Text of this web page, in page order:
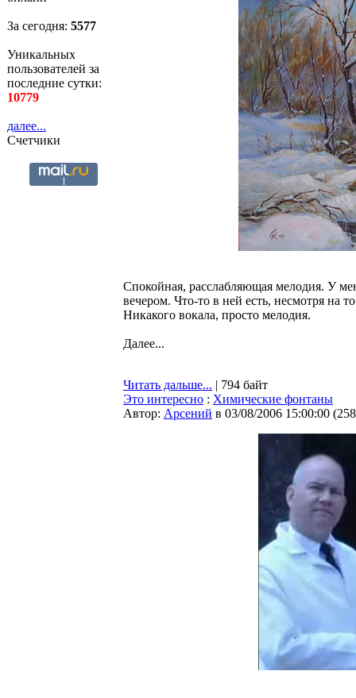
За сегодня: 5577
Уникальных
пользователей за
последние сутки:
10779
далее...
Счетчики
Спокойная, расслабляющая мелодия. У
вечером. Что-то в ней есть, несмотря на
Никакого вокала, просто мелодия.
Далее...
Читать дальше... | 794 байт
Это интересно : Химические фонтаны
Автор: Арсений в 03/08/2006 15:00:00 (